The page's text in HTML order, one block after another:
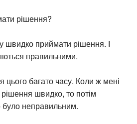
рішення?
швидко приймати рішення. І
правильними.
багато часу. Коли ж мені
швидко, то потім
неправильним.